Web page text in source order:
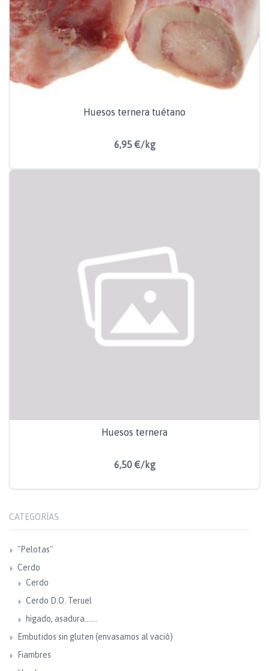
Huesos ternera tuétano
6,95 €/kg
Huesos ternera
6,50 €/kg
CATEGORÍAS
"Pelotas"
Cerdo
Cerdo
Cerdo D.O. Teruel
higado, asadura.......
Embutidos sin gluten (envasamos al vació)
Fiambres